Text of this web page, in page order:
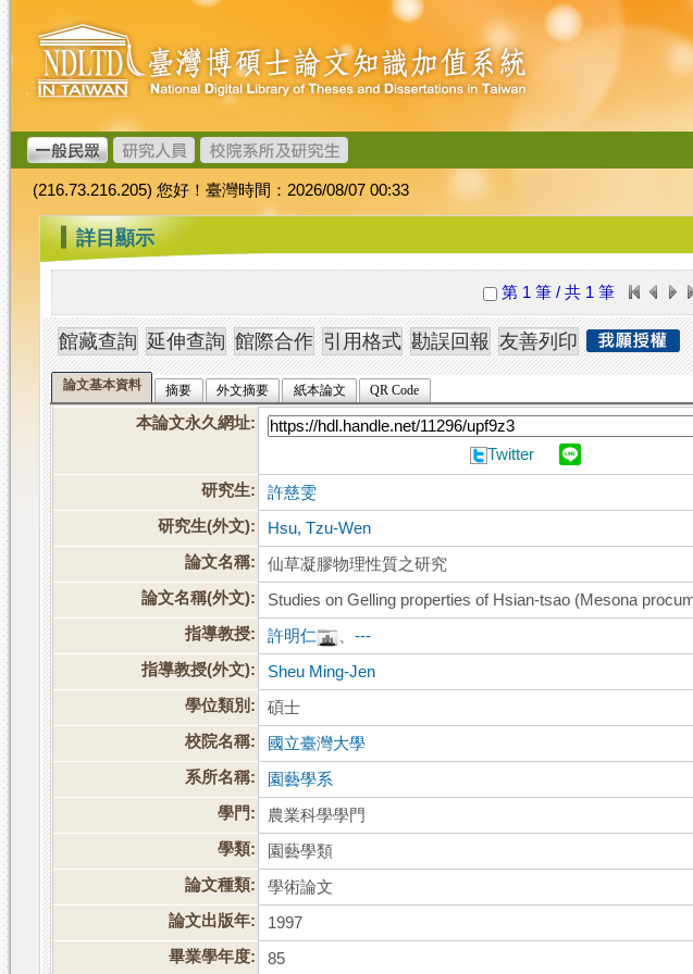
跳
到
主
要
內
容
臺
灣
博
碩
士
論
文
加
值
系
統
(216.73.216.205) 您好！臺灣時間：2026/08/07 00:33
::: 詳目顯示
第 1 筆 / 共 1 筆
論文基本資料 摘要 外文摘要 紙本論文 QR Code
本論文永久網址:
Twitter
研究生:
許慈雯
研究生(外文):
Hsu, Tzu-Wen
論文名稱:
仙草凝膠物理性質之研究
論文名稱(外文):
Studies on Gelling properties of Hsian-tsao (Mesona
指導教授:
許明仁 、---
指導教授(外文):
Sheu Ming-Jen
學位類別:
碩士
校院名稱:
國立臺灣大學
系所名稱:
園藝學系
學門:
農業科學學門
學類:
園藝學類
論文種類:
學術論文
論文出版年:
1997
畢業學年度:
85